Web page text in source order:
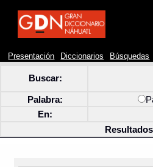
Presentación Diccionarios Búsquedas
Buscar:
Palabra:
En:
Resultados